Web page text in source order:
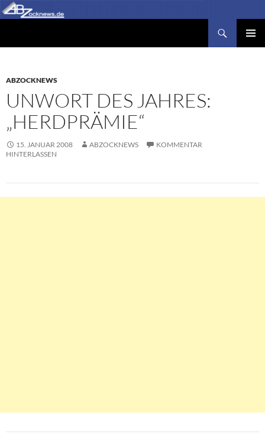
Zum
Inhalt
ABZOCKNEWS
UNWORT DES JAHRES:
„HERDPRÄMIE“
15. JANUAR 2008 ABZOCKNEWS
KOMMENTAR
HINTERLASSEN